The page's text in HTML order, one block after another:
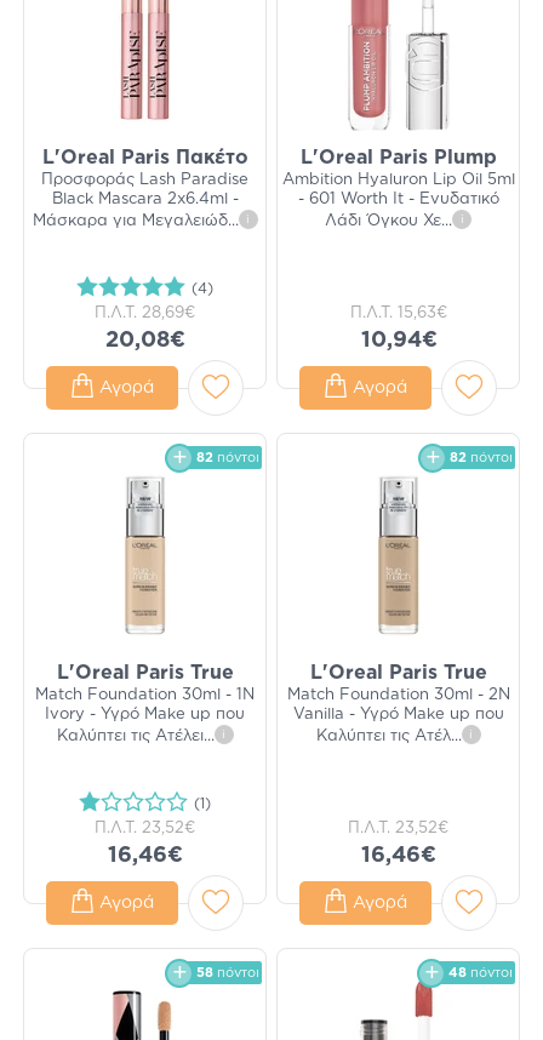
L'Oreal Paris Πακέτο
Προσφοράς Lash Paradise
Black Mascara 2x6.4ml -
Μάσκαρα για Μεγαλειώδ... i
(4)
Π.Λ.Τ. 28,69€
20,08€
Αγορά
L'Oreal Paris Plump
Ambition Hyaluron Lip Oil 5ml
- 601 Worth It - Ενυδατικό
Λάδι Όγκου Χε... i
Π.Λ.Τ. 15,63€
10,94€
Αγορά
82 πόντοι
L'Oreal Paris True
Match Foundation 30ml - 1N
Ivory - Υγρό Make up που
Καλύπτει τις Ατέλει... i
(1)
Π.Λ.Τ. 23,52€
16,46€
Αγορά
82 πόντοι
L'Oreal Paris True
Match Foundation 30ml - 2N
Vanilla - Υγρό Make up που
Καλύπτει τις Ατέλ... i
Π.Λ.Τ. 23,52€
16,46€
Αγορά
58 πόντοι 48 πόντοι